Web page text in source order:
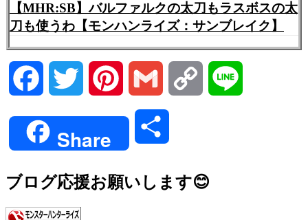
【MHR:SB】バルファルクの太刀もラスボスの太
刀も使うわ【モンハンライズ：サンブレイク】
Facebook Twitter Pinterest Gmail Copy
Share
ブログ応援お願いします😊